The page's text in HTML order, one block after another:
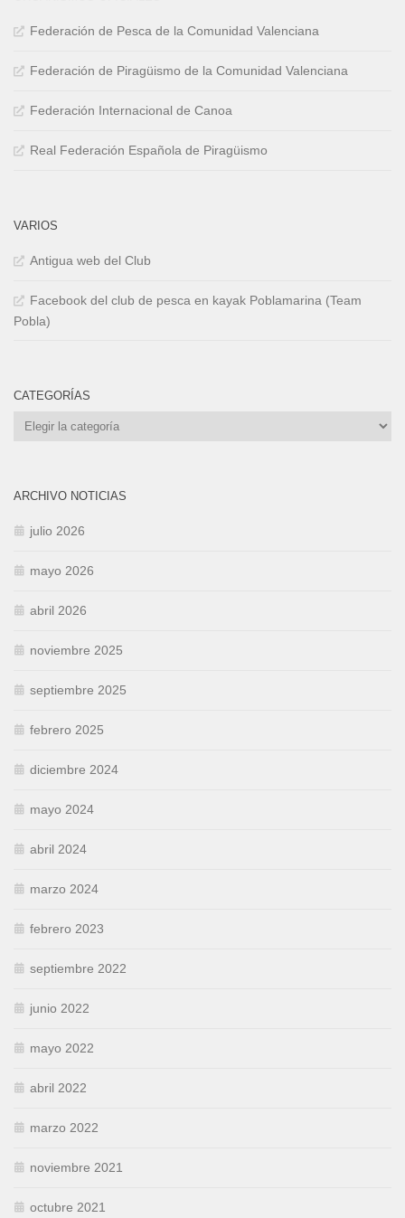
Federación de Pesca de la Comunidad Valenciana
Federación de Piragüismo de la Comunidad Valenciana
Federación Internacional de Canoa
Real Federación Española de Piragüismo
VARIOS
Antigua web del Club
Facebook del club de pesca en kayak Poblamarina (Team
Pobla)
CATEGORÍAS
Categorías
ARCHIVO NOTICIAS
julio 2026
mayo 2026
abril 2026
noviembre 2025
septiembre 2025
febrero 2025
diciembre 2024
mayo 2024
abril 2024
marzo 2024
febrero 2023
septiembre 2022
junio 2022
mayo 2022
abril 2022
marzo 2022
noviembre 2021
octubre 2021